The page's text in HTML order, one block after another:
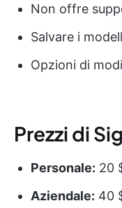
Non offre
Salvare i
Opzioni di
Prezzi di
Personale: 20
Aziendale: 40